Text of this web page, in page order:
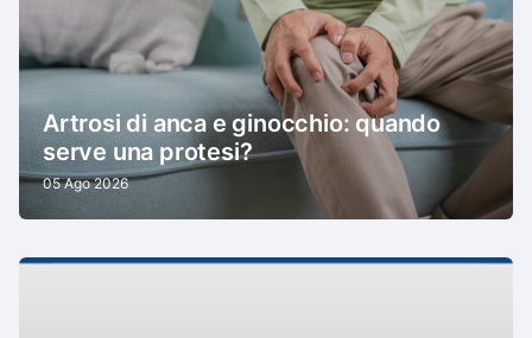
Artrosi di anca e ginocchio: quando
serve una protesi?
05 Ago 2026